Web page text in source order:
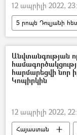
12 ապրիլի 2022,
5 րոպե Դուլյանի
Վրաստանի
Պատերազմ
Անվտանգության
հարմարեցվի նոր
Կոպիրկին
12 ապրիլի 2022,
Հայաստան